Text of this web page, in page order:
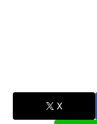
中央道 上り
ガードを突き
運転手大丈夫か
皆さんご安全に